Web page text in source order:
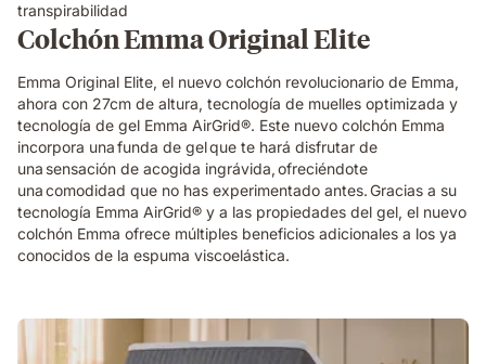
transpirabilidad
Colchón Emma Original Elite
Emma Original Elite, el nuevo colchón revolucionario de Emma,
ahora con 27cm de altura, tecnología de muelles optimizada y
tecnología de gel Emma AirGrid®. Este nuevo colchón Emma
incorpora una funda de gel que te hará disfrutar de
una sensación de acogida ingrávida, ofreciéndote
una comodidad que no has experimentado antes. Gracias a su
tecnología Emma AirGrid® y a las propiedades del gel, el nuevo
colchón Emma ofrece múltiples beneficios adicionales a los ya
conocidos de la espuma viscoelástica.